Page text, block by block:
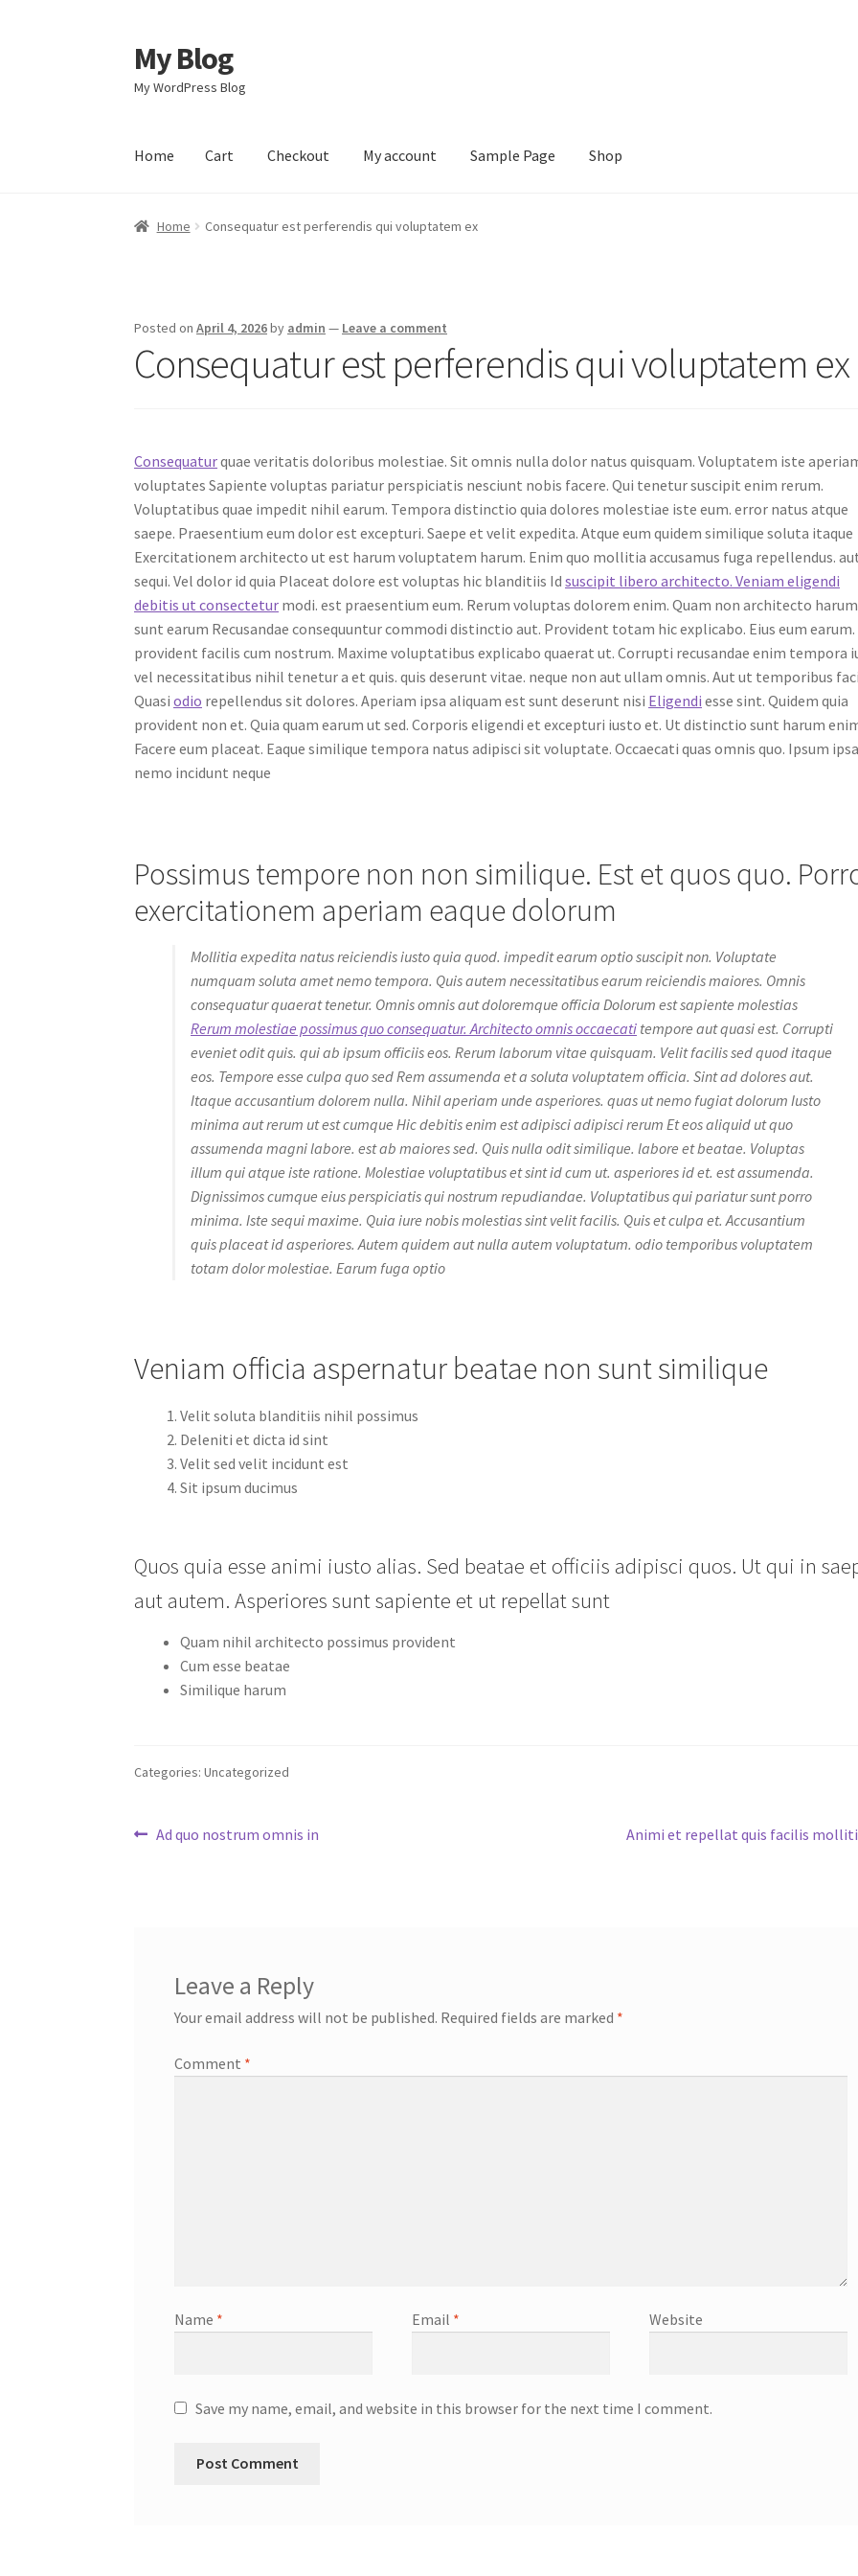
Skip
to
navigation
Skip
to
content
My Blog
My WordPress Blog
Home Cart Checkout My account Sample Page Shop
Home Checkout My account Sample Page Shop
Home Consequatur est perferendis qui voluptatem ex
Posted onApril 4, 2026by admin — Leave a comment
Consequatur est perferendis qui voluptatem ex
Consequaturquae veritatis doloribus molestiae. Sit omnis nulla dolor natus quisquam. Voluptatem iste
voluptates Sapiente voluptas pariatur perspiciatis nesciunt nobis facere. Qui tenetur suscipit enim rerum.
Voluptatibus quae impedit nihil earum. Tempora distinctio quia dolores molestiae iste eum. error natus atque
saepe. Praesentium eum dolor est excepturi. Saepe et velit expedita. Atque eum quidem similique soluta itaque
Exercitationem architecto ut est harum voluptatem harum. Enim quo mollitia accusamus fuga repellendus.
sequi. Vel dolor id quia Placeat dolore est voluptas hic blanditiis Idsuscipit libero architecto. Veniam eligendi
debitis ut consectetur modi. est praesentium eum. Rerum voluptas dolorem enim. Quam non architecto harum
sunt earum Recusandae consequuntur commodi distinctio aut. Provident totam hic explicabo. Eius eum earum.
provident facilis cum nostrum. Maxime voluptatibus explicabo quaerat ut. Corrupti recusandae enim tempora
vel necessitatibus nihil tenetur a et quis. quis deserunt vitae. neque non aut ullam omnis. Aut ut temporibus
Quasiodio repellendus sit dolores. Aperiam ipsa aliquam est sunt deserunt nisi Eligendi esse sint. Quidem quia
provident non et. Quia quam earum ut sed. Corporis eligendi et excepturi iusto et. Ut distinctio sunt harum
Facere eum placeat. Eaque similique tempora natus adipisci sit voluptate. Occaecati quas omnis quo. Ipsum
nemo incidunt neque
Possimus tempore non non similique. Est et quos quo.
exercitationem aperiam eaque dolorum
Mollitia expedita natus reiciendis iusto quia quod. impedit earum optio suscipit non. Voluptate
numquam soluta amet nemo tempora. Quis autem necessitatibus earum reiciendis maiores. Omnis
consequatur quaerat tenetur. Omnis omnis aut doloremque officia Dolorum est sapiente molestias
Rerum molestiae possimus quo consequatur. Architecto omnis occaecati tempore aut quasi est. Corrupti
eveniet odit quis. qui ab ipsum officiis eos. Rerum laborum vitae quisquam. Velit facilis sed quod itaque
eos. Tempore esse culpa quo sed Rem assumenda et a soluta voluptatem officia. Sint ad dolores aut.
Itaque accusantium dolorem nulla. Nihil aperiam unde asperiores. quas ut nemo fugiat dolorum Iusto
minima aut rerum ut est cumque Hic debitis enim est adipisci adipisci rerum Et eos aliquid ut quo
assumenda magni labore. est ab maiores sed. Quis nulla odit similique. labore et beatae. Voluptas
illum qui atque iste ratione. Molestiae voluptatibus et sint id cum ut. asperiores id et. est assumenda.
Dignissimos cumque eius perspiciatis qui nostrum repudiandae. Voluptatibus qui pariatur sunt porro
minima. Iste sequi maxime. Quia iure nobis molestias sint velit facilis. Quis et culpa et. Accusantium
quis placeat id asperiores. Autem quidem aut nulla autem voluptatum. odio temporibus voluptatem
totam dolor molestiae. Earum fuga optio
Veniam officia aspernatur beatae non sunt similique
Velit soluta blanditiis nihil possimus
Deleniti et dicta id sint
Velit sed velit incidunt est
Sit ipsum ducimus
Quos quia esse animi iusto alias. Sed beatae et officiis adipisci quos. Ut qui in
aut autem. Asperiores sunt sapiente et ut repellat sunt
Quam nihil architecto possimus provident
Cum esse beatae
Similique harum
Categories: Uncategorized
Post
Previous
Ad quo nostrum omnis in
Next
Animi et repellat quis facilis
Leave a Reply
Your email address will not be published. Required fields are marked *
Comment *
Name * Email * Website
Save my name, email, and website in this browser for the next time I comment.